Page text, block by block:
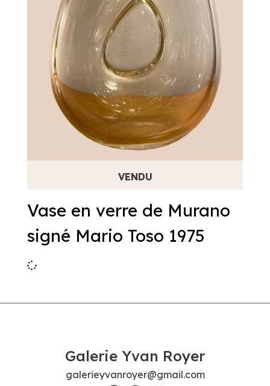
Vase en verre de Murano
signé Mario Toso 1975
Galerie Yvan Royer
galerieyvanroyer@gmail.com